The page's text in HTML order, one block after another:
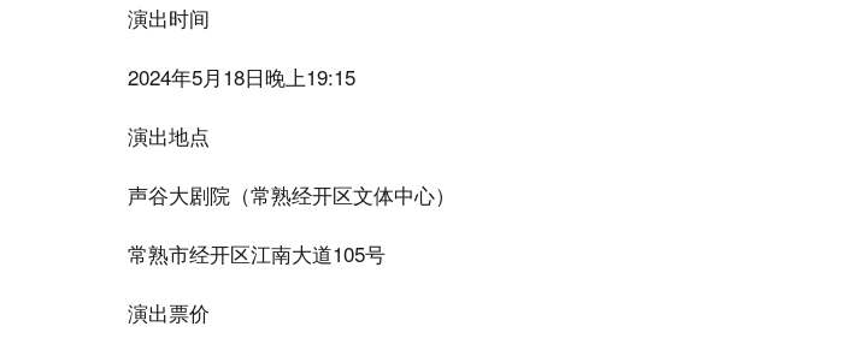
演出时间
2024年5月18日晚上19:15
演出地点
声谷大剧院（常熟经开区文体中心）
常熟市经开区江南大道105号
演出票价